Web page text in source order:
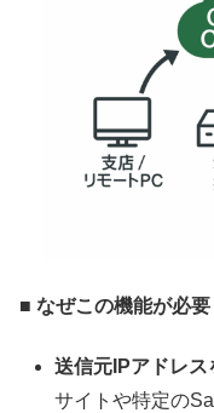
■ なぜこの機能が必要
送信元IPアドレ
サイトや特定の